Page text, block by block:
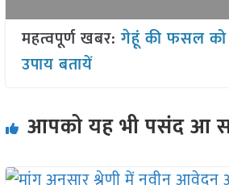
महत्वपूर्ण खबर: गेहूं की फसल
उपाय बतायें
आपको यह भी पसंद आ